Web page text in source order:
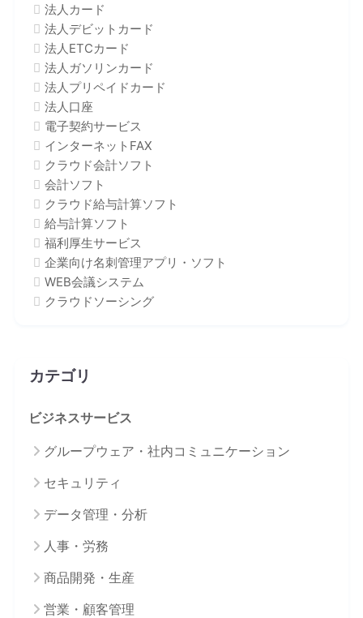
法人カード
法人デビットカード
法人ETCカード
法人ガソリンカード
法人プリペイドカード
法人口座
電子契約サービス
インターネットFAX
クラウド会計ソフト
会計ソフト
クラウド給与計算ソフト
給与計算ソフト
福利厚生サービス
企業向け名刺管理アプリ・ソフト
WEB会議システム
クラウドソーシング
カテゴリ
ビジネスサービス
グループウェア・社内コミュニケーション
セキュリティ
データ管理・分析
人事・労務
商品開発・生産
営業・顧客管理